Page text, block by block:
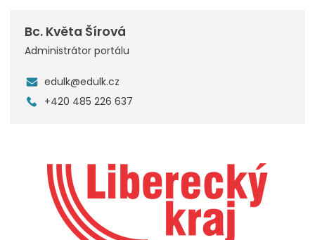
Bc. Květa Šírová
Administrátor portálu
edulk@edulk.cz
+420 485 226 637